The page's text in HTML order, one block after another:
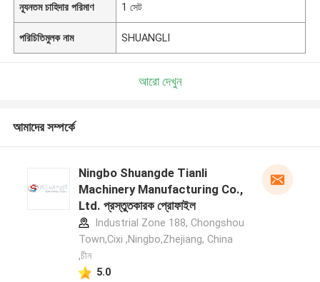
ন্যূনতম চাহিদার পরিমাণ 1 সেট
পরিচিতিমুলক নাম SHUANGLI
আরো দেখুন
আমাদের সম্পর্কে
Ningbo Shuangde Tianli
Machinery Manufacturing Co.,
Ltd. প্রস্তুতকারক প্রোফাইল
Industrial Zone 188, Chongshou
Town,Cixi ,Ningbo,Zhejiang, China
,চীন
5.0